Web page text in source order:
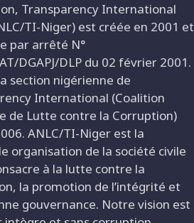
Transparency International
TI-Niger) est créée en 2001 et
par arrêté N°
DGAPJ/DLP du 02 février 2001.
section nigérienne de
International (Coalition
de Lutte contre la Corruption)
ANLC/TI-Niger est la
organisation de la société civile
à la lutte contre la
la promotion de l’intégrité et
gouvernance. Notre vision est